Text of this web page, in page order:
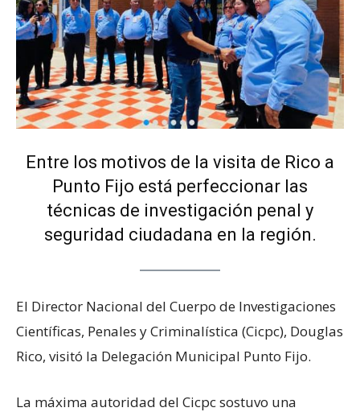
Entre los motivos de la visita de Rico a
Punto Fijo está perfeccionar las
técnicas de investigación penal y
seguridad ciudadana en la región.
El Director Nacional del Cuerpo de Investigaciones
Científicas, Penales y Criminalística (Cicpc), Douglas
Rico, visitó la Delegación Municipal Punto Fijo.
La máxima autoridad del Cicpc sostuvo una